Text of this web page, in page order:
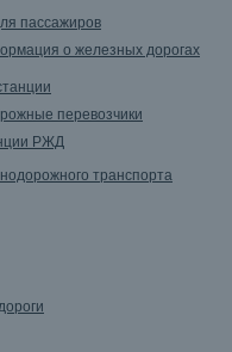
пассажиров
о железных дорогах
перевозчики
РЖД
транспорта